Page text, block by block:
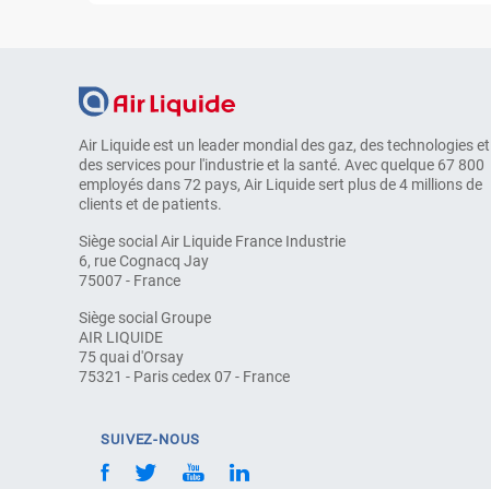
Air Liquide est un leader mondial des gaz, des technologies et
des services pour l'industrie et la santé. Avec quelque 67 800
employés dans 72 pays, Air Liquide sert plus de 4 millions de
clients et de patients.
Siège social Air Liquide France Industrie
6, rue Cognacq Jay
75007 - France
Siège social Groupe
AIR LIQUIDE
75 quai d'Orsay
75321 - Paris cedex 07 - France
SUIVEZ-NOUS